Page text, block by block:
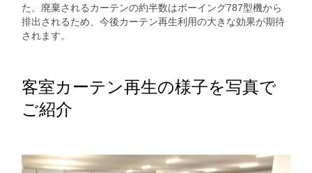
た。廃棄されるカーテンの約半数はボーイング787型機から
排出されるため、今後カーテン再生利用の大きな効果が期待
されます。
客室カーテン再生の様子を写真で
ご紹介